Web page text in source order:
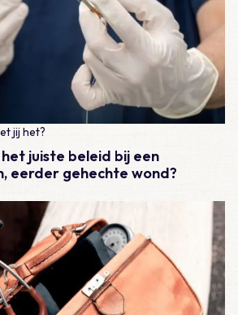
juiste beleid bij een
eerder gehechte wond?
jij het?
– Lijkschouw